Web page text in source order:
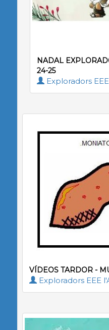
NADAL
24-25
Exploradors
VÍDEOS TARDOR -
Exploradors EEE